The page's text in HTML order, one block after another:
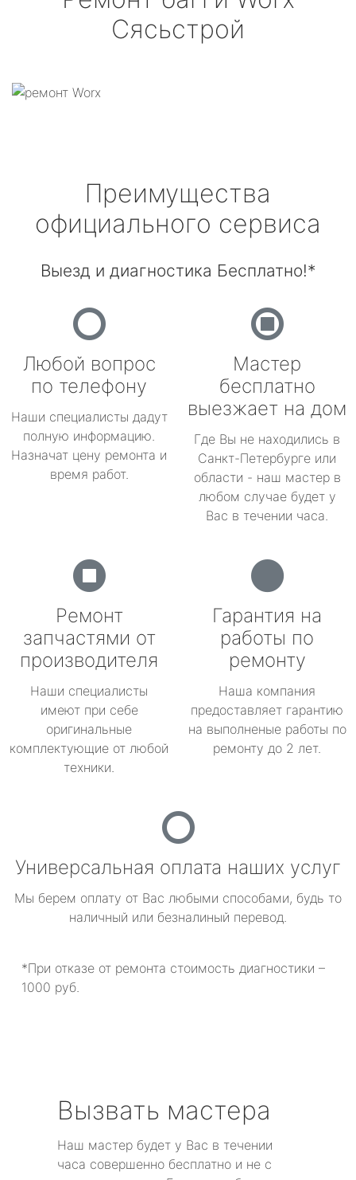
Сясьстрой
Преимущества
официального сервиса
Выезд и диагностика Бесплатно!*
Любой вопрос
по телефону
Наши специалисты дадут
полную информацию.
Назначат цену ремонта и
время работ.
Мастер
бесплатно
выезжает на дом
Где Вы не находились в
Санкт-Петербурге или
области - наш мастер в
любом случае будет у
Вас в течении часа.
Ремонт
запчастями от
производителя
Наши специалисты
имеют при себе
оригинальные
комплектующие от любой
техники.
Гарантия на
работы по
ремонту
Наша компания
предоставляет гарантию
на выполненые работы по
ремонту до 2 лет.
Универсальная оплата наших услуг
Мы берем оплату от Вас любыми способами, будь то
наличный или безналиный перевод.
*При отказе от ремонта стоимость диагностики –
1000 руб.
Вызвать мастера
Наш мастер будет у Вас в течении
часа совершенно бесплатно и не с